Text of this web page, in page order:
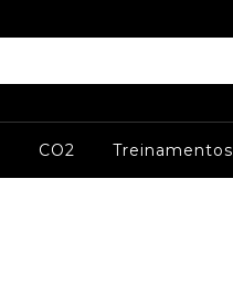
CO2 Treinamentos